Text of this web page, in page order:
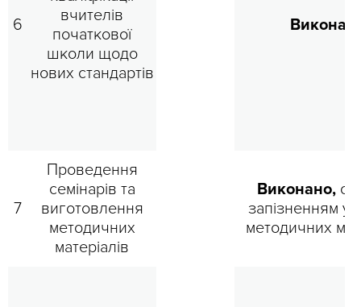
6
вчителів
початкової
школи щодо
нових стандартів
7
Проведення
семінарів та
виготовлення
методичних
матеріалів
Виконано,
запізненням у
методичних